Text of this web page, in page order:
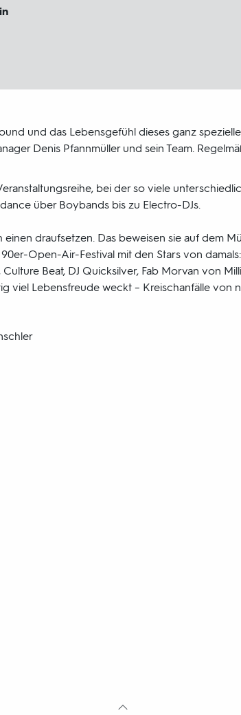
und das Lebensgefühl dieses ganz
Denis Pfannmüller und sein Team.
bei der so viele
über Boybands bis zu Electro-DJs.
draufsetzen. Das beweisen sie auf dem
Open-Air-Festival mit den Stars von
Beat, DJ Quicksilver, Fab Morvan von
viel Lebensfreude weckt – Kreischanfälle von